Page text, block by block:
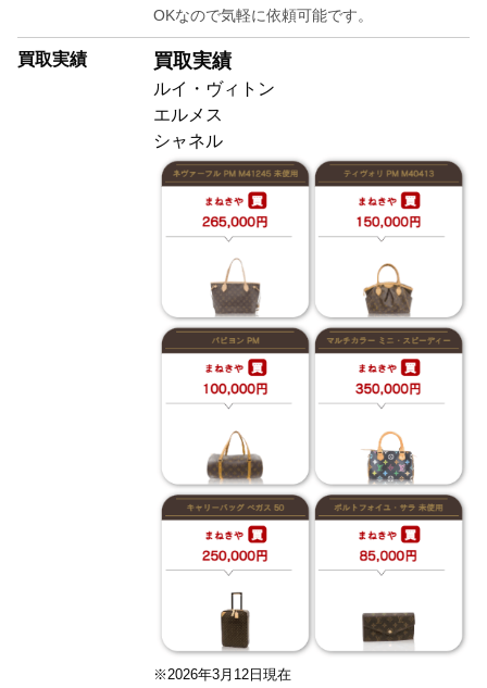
OKなので気軽に依頼可能です。
買取実績 買取実績
ルイ・ヴィトン
エルメス
シャネル
※2026年3月12日現在